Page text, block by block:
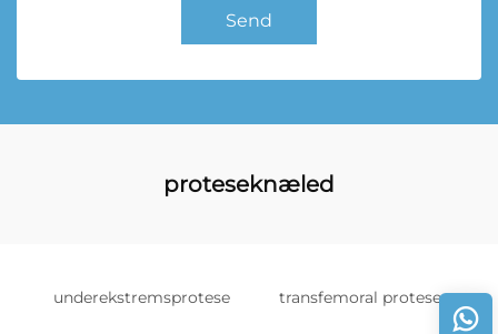
Send
proteseknæled
underekstremsprotese transfemoral protese